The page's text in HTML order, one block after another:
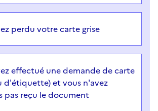
perdu votre carte grise
effectué une demande de carte
d'étiquette) et vous n'avez
pas reçu le document